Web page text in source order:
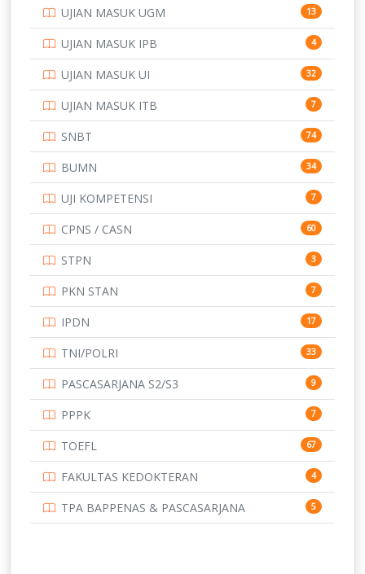
SMA 146
SMK 231
SMP 134
STIP 2
153
345
UNIVERSITAS AIRLANGGA 15
16
15
15
14
14
UNIVERSITAS CENDRAWASIH 14
15
219
11
159
UJIAN MASUK UGM 13
UJIAN MASUK IPB 4
UJIAN MASUK UI 32
UJIAN MASUK ITB 7
SNBT 74
BUMN 34
UJI KOMPETENSI 7
CPNS / CASN 60
STPN 3
PKN STAN 7
IPDN 17
TNI/POLRI 33
PASCASARJANA S2/S3 9
PPPK 7
TOEFL 67
FAKULTAS KEDOKTERAN 4
TPA BAPPENAS & PASCASARJANA 5